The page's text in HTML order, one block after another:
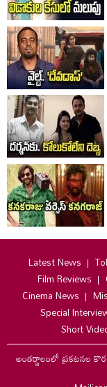
Latest News
Film Reviews
Cinema News
Special
Short
అంతర్జాలంలో ప్రకటనల